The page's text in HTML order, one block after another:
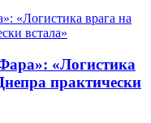
«Логистика
практически